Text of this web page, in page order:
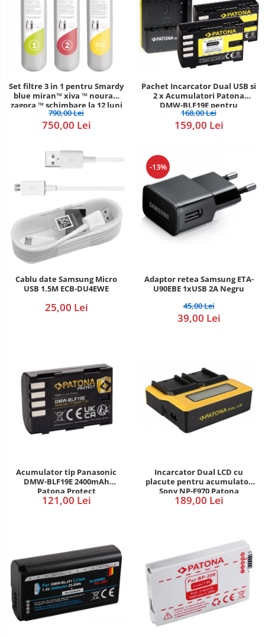
Set filtre 3 in 1 pentru Smardy
blue miran™ xiva ™ noura™
zagora ™ schimbare la 12 luni
790,00 Lei
750,00 Lei
Pachet Incarcator Dual USB si
2 x Acumulatori Patona
DMW-BLF19E pentru
Panasonic Lumix DC-GH5
DMC-GH4
168,00 Lei
159,00 Lei
Cablu date Samsung Micro
USB 1.5M ECB-DU4EWE
25,00 Lei
-13%
Adaptor retea Samsung ETA-
U90EBE 1xUSB 2A Negru
45,00 Lei
39,00 Lei
Acumulator tip Panasonic
DMW-BLF19E 2400mAh
Patona Protect
121,00 Lei
Incarcator Dual LCD cu
placute pentru acumulator
Sony NP-F970 Patona
189,00 Lei